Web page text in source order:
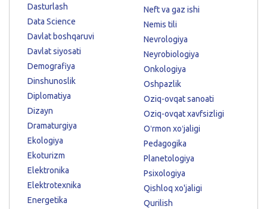
Dasturlash
Data Science
Davlat boshqaruvi
Davlat siyosati
Demografiya
Dinshunoslik
Diplomatiya
Dizayn
Dramaturgiya
Ekologiya
Ekoturizm
Elektronika
Elektrotexnika
Energetika
Neft va gaz ishi
Nemis tili
Nevrologiya
Neyrobiologiya
Onkologiya
Oshpazlik
Oziq-ovqat sanoati
Oziq-ovqat xavfsizligi
Oʻrmon xoʻjaligi
Pedagogika
Planetologiya
Psixologiya
Qishloq xo'jaligi
Qurilish